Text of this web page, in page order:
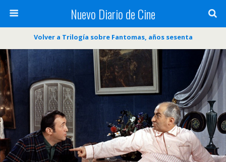
Nuevo Diario de Cine
Volver a Trilogía sobre Fantomas, años sesenta